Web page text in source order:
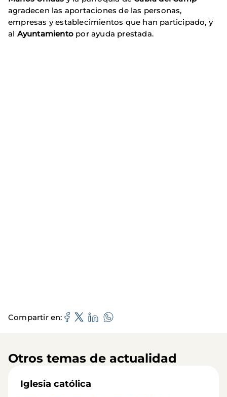
agradecen las aportaciones de las personas,
empresas y establecimientos que han participado, y
al Ayuntamiento por ayuda prestada.
Compartir en
Otros temas de actualidad
Iglesia católica